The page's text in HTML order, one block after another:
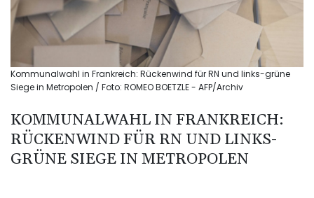
Kommunalwahl in Frankreich: Rückenwind für RN und links-grüne
Siege in Metropolen / Foto: ROMEO BOETZLE - AFP/Archiv
KOMMUNALWAHL IN FRANKREICH:
RÜCKENWIND FÜR RN UND LINKS-
GRÜNE SIEGE IN METROPOLEN